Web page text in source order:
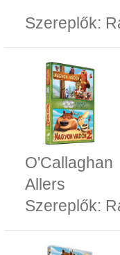
Szereplők:
O'Callaghan
Allers
Szereplők: